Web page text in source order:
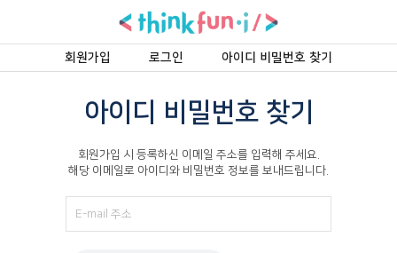
회원가입 로그인 아이디 비밀번호 찾기
아이디 비밀번호 찾기
회원가입 시 등록하신 이메일 주소를 입력해 주세요.
해당 이메일로 아이디와 비밀번호 정보를 보내드립니다.